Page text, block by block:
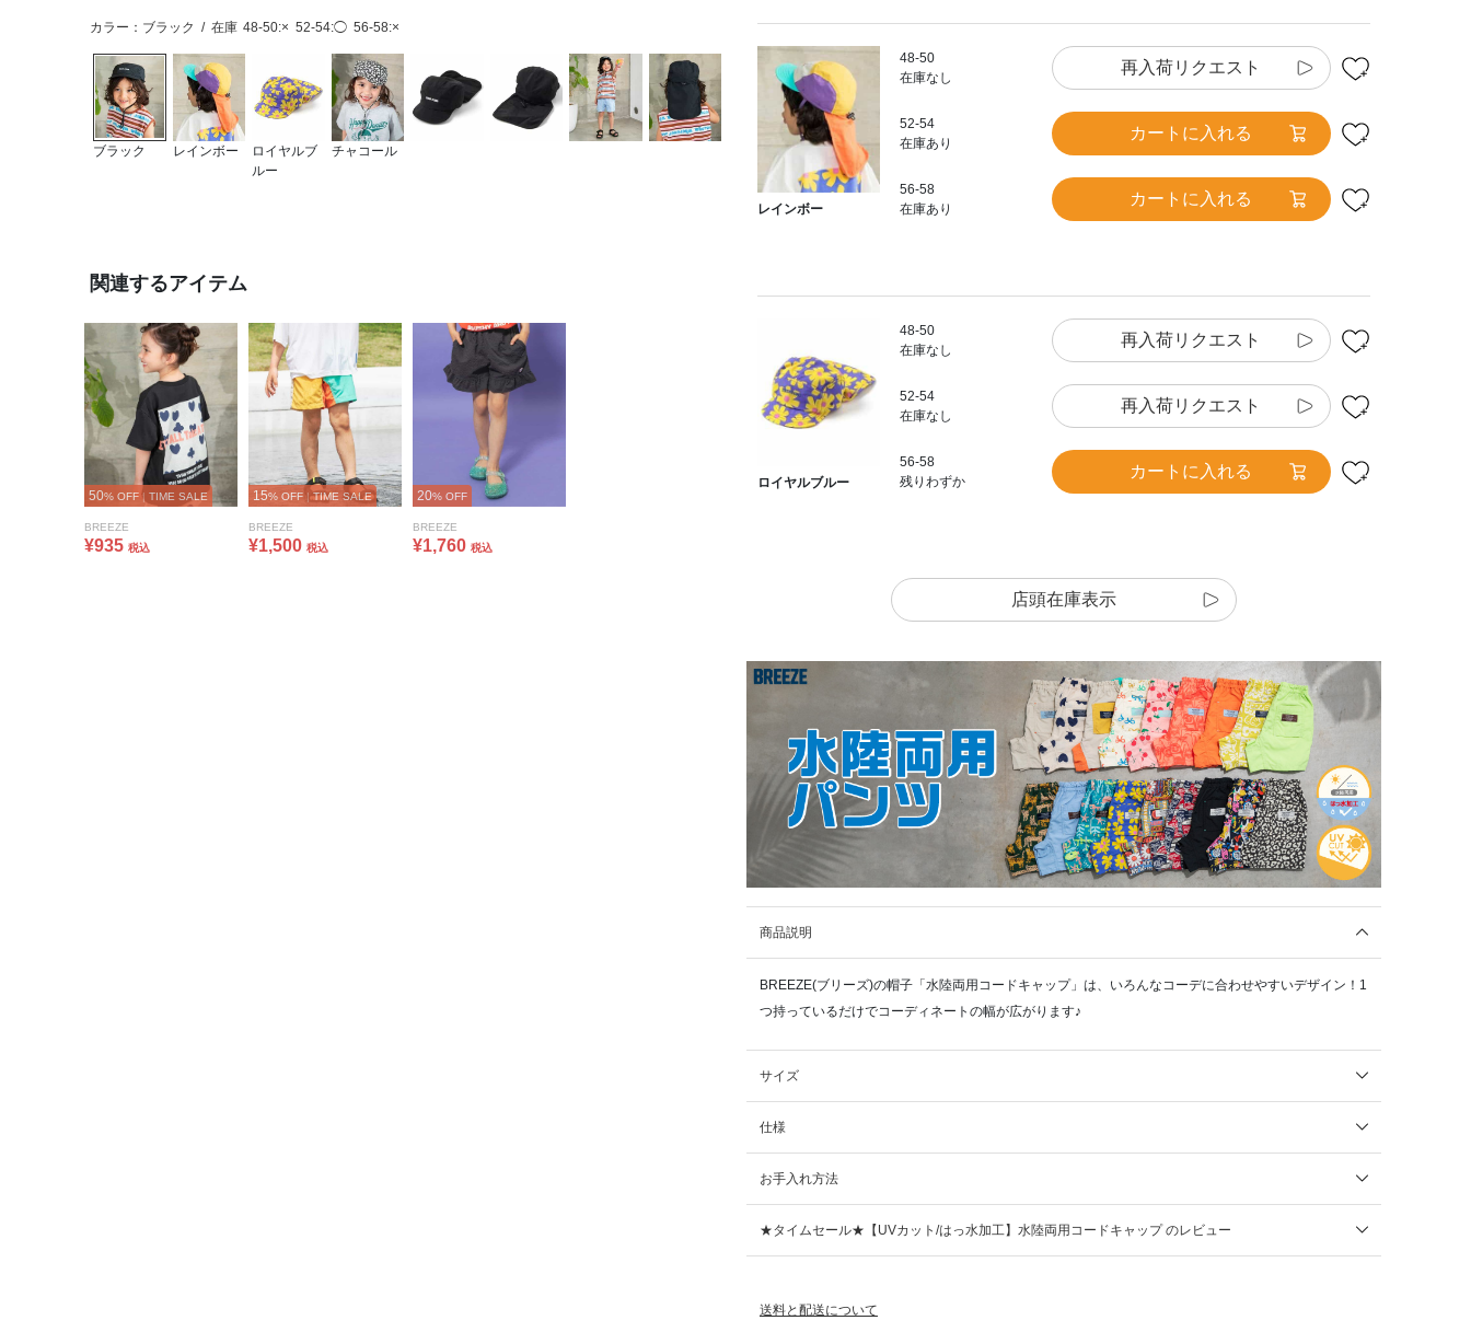
カラー：ブラック / 在庫 48-50:× 52-54:◯ 56-58:×
ブラック レインボー
ロイヤルブ
ルー
チャコール
関連するアイテム
50% OFF | TIME SALE
BREEZE
¥935 税込
15% OFF | TIME SALE
BREEZE
¥1,500 税込
20% OFF
BREEZE
¥1,760 税込
レインボー
48-50
在庫なし
再入荷リクエスト
52-54
在庫あり
カートに入れる
56-58
在庫あり
カートに入れる
ロイヤルブルー
48-50
在庫なし
再入荷リクエスト
52-54
在庫なし
再入荷リクエスト
56-58
残りわずか
カートに入れる
店頭在庫表示
商品説明
BREEZE(ブリーズ)の帽子「水陸両用コードキャップ」は、いろんなコーデに合わせやすいデザイン！1
つ持っているだけでコーディネートの幅が広がります♪
サイズ
仕様
お手入れ方法
★タイムセール★【UVカット/はっ水加工】水陸両用コードキャップ のレビュー
送料と配送について